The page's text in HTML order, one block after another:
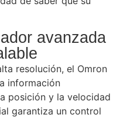
avanzada
resolución, el Omron
información
posición y la velocidad
garantiza un control